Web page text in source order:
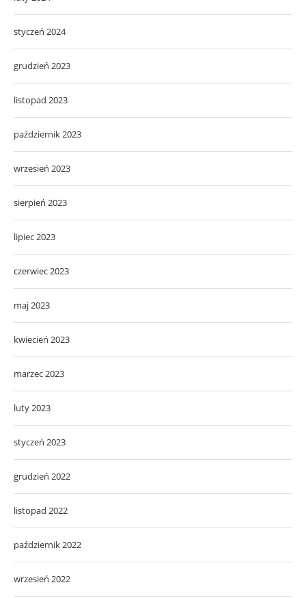
styczeń 2024
grudzień 2023
listopad 2023
październik 2023
wrzesień 2023
sierpień 2023
lipiec 2023
czerwiec 2023
maj 2023
kwiecień 2023
marzec 2023
luty 2023
styczeń 2023
grudzień 2022
listopad 2022
październik 2022
wrzesień 2022